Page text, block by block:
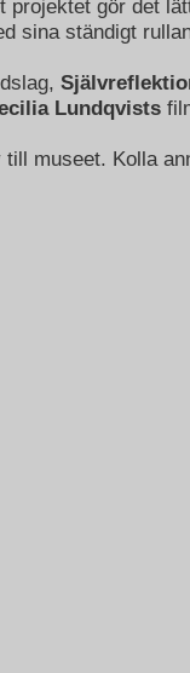
projektet gör det
sina ständigt
Lundqvists
museet. Kolla